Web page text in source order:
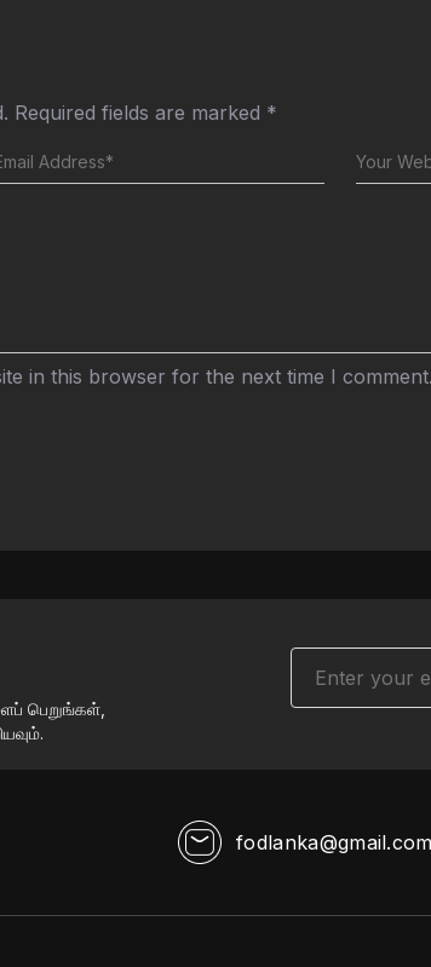
Required fields are marked *
in this browser for the next time I
பெறுங்கள்,